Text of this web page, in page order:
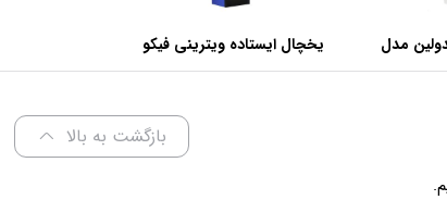
مدل
یخچال ایستاده ویترینی فیکو
عرض 60 سانتی متر
بازگشت به بالا